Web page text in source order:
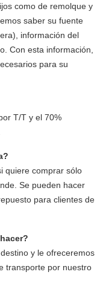
como de remolque y
saber su fuente
información del
Con esta información,
para su
T/T y el 70%
quiere comprar sólo
Se pueden hacer
para clientes de
y le ofreceremos
transporte por nuestro